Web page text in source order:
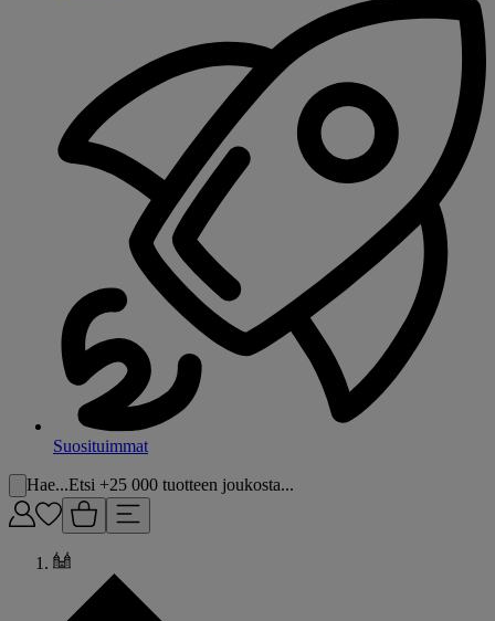
Suosituimmat
Hae...Etsi +25 000 tuotteen joukosta...